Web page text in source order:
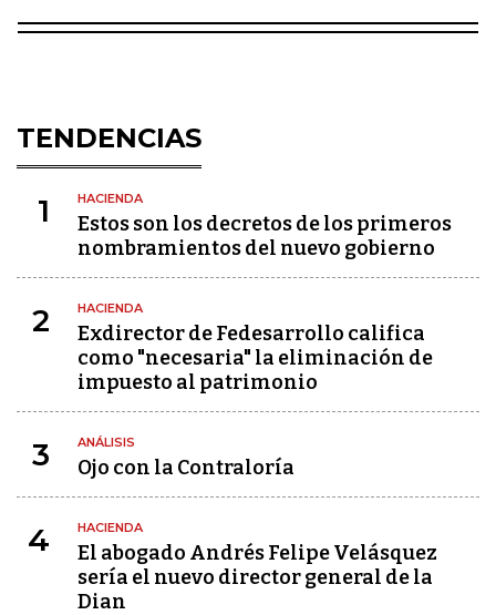
TENDENCIAS
1 HACIENDA
Estos son los decretos de los primeros
nombramientos del nuevo gobierno
2 HACIENDA
Exdirector de Fedesarrollo califica
como "necesaria" la eliminación de
impuesto al patrimonio
3 ANÁLISIS
Ojo con la Contraloría
4 HACIENDA
El abogado Andrés Felipe Velásquez
sería el nuevo director general de la
Dian